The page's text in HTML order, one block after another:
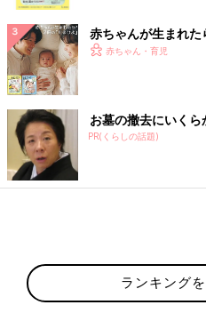
赤ちゃんが生まれた
赤ちゃん・育児
お墓の撤去にいく
PR(くらしの話題)
ランキング